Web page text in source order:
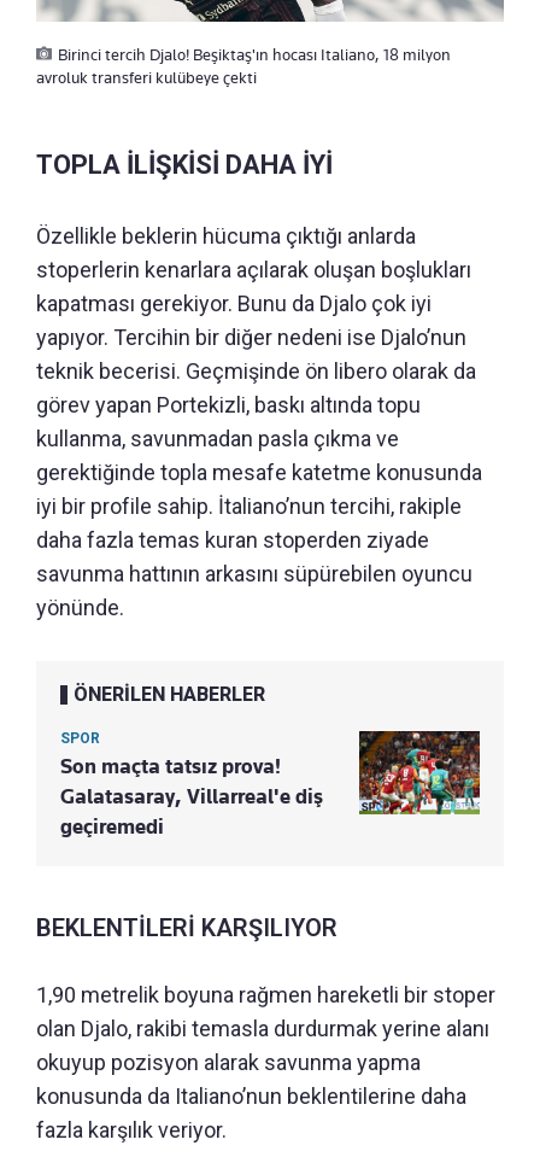
Birinci tercih Djalo! Beşiktaş'ın hocası Italiano, 18 milyon
avroluk transferi kulübeye çekti
TOPLA İLİŞKİSİ DAHA İYİ
Özellikle beklerin hücuma çıktığı anlarda
stoperlerin kenarlara açılarak oluşan boşlukları
kapatması gerekiyor. Bunu da Djalo çok iyi
yapıyor. Tercihin bir diğer nedeni ise Djalo’nun
teknik becerisi. Geçmişinde ön libero olarak da
görev yapan Portekizli, baskı altında topu
kullanma, savunmadan pasla çıkma ve
gerektiğinde topla mesafe katetme konusunda
iyi bir profile sahip. İtaliano’nun tercihi, rakiple
daha fazla temas kuran stoperden ziyade
savunma hattının arkasını süpürebilen oyuncu
yönünde.
ÖNERİLEN HABERLER
SPOR
Son maçta tatsız prova!
Galatasaray, Villarreal'e diş
geçiremedi
BEKLENTİLERİ KARŞILIYOR
1,90 metrelik boyuna rağmen hareketli bir stoper
olan Djalo, rakibi temasla durdurmak yerine alanı
okuyup pozisyon alarak savunma yapma
konusunda da Italiano’nun beklentilerine daha
fazla karşılık veriyor.